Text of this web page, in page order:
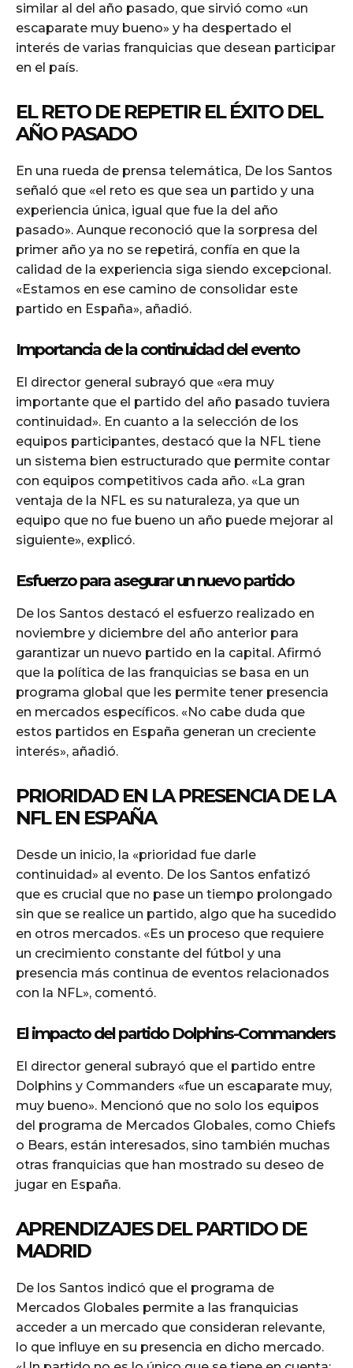
similar al del año pasado, que sirvió como «un
escaparate muy bueno» y ha despertado el
interés de varias franquicias que desean participar
en el país.
EL RETO DE REPETIR EL ÉXITO DEL
AÑO PASADO
En una rueda de prensa telemática, De los Santos
señaló que «el reto es que sea un partido y una
experiencia única, igual que fue la del año
pasado». Aunque reconoció que la sorpresa del
primer año ya no se repetirá, confía en que la
calidad de la experiencia siga siendo excepcional.
«Estamos en ese camino de consolidar este
partido en España», añadió.
Importancia de la continuidad del evento
El director general subrayó que «era muy
importante que el partido del año pasado tuviera
continuidad». En cuanto a la selección de los
equipos participantes, destacó que la NFL tiene
un sistema bien estructurado que permite contar
con equipos competitivos cada año. «La gran
ventaja de la NFL es su naturaleza, ya que un
equipo que no fue bueno un año puede mejorar al
siguiente», explicó.
Esfuerzo para asegurar un nuevo partido
De los Santos destacó el esfuerzo realizado en
noviembre y diciembre del año anterior para
garantizar un nuevo partido en la capital. Afirmó
que la política de las franquicias se basa en un
programa global que les permite tener presencia
en mercados específicos. «No cabe duda que
estos partidos en España generan un creciente
interés», añadió.
PRIORIDAD EN LA PRESENCIA DE LA
NFL EN ESPAÑA
Desde un inicio, la «prioridad fue darle
continuidad» al evento. De los Santos enfatizó
que es crucial que no pase un tiempo prolongado
sin que se realice un partido, algo que ha sucedido
en otros mercados. «Es un proceso que requiere
un crecimiento constante del fútbol y una
presencia más continua de eventos relacionados
con la NFL», comentó.
El impacto del partido Dolphins-Commanders
El director general subrayó que el partido entre
Dolphins y Commanders «fue un escaparate muy,
muy bueno». Mencionó que no solo los equipos
del programa de Mercados Globales, como Chiefs
o Bears, están interesados, sino también muchas
otras franquicias que han mostrado su deseo de
jugar en España.
APRENDIZAJES DEL PARTIDO DE
MADRID
De los Santos indicó que el programa de
Mercados Globales permite a las franquicias
acceder a un mercado que consideran relevante,
lo que influye en su presencia en dicho mercado.